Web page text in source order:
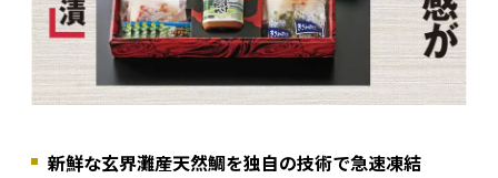
新鮮な玄界灘産天然鯛を独自の技術で急速凍結